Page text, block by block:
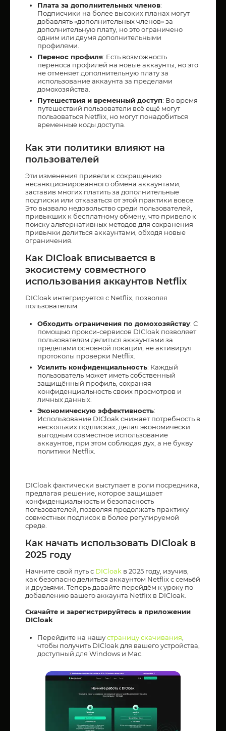
Плата за дополнительных членов:
Подписчики на более высоких планах могут
добавлять «дополнительных членов» за
дополнительную плату, но это ограничено
одним или двумя дополнительными
профилями.
Перенос профиля: Есть возможность
переноса профилей на новые аккаунты, но это
не отменяет дополнительную плату за
использование аккаунта за пределами
домохозяйства.
Путешествия и временный доступ: Во время
путешествий пользователи всё ещё могут
пользоваться Netflix, но могут понадобиться
временные коды доступа.
Как эти политики влияют на
пользователей
Эти изменения привели к сокращению
несанкционированного обмена аккаунтами,
заставив многих платить за дополнительные
подписки или отказаться от этой практики вовсе.
Это вызвало недовольство среди пользователей,
привыкших к бесплатному обмену, что привело к
поиску альтернативных методов для сохранения
привычки делиться аккаунтами, обходя новые
ограничения.
Как DICloak вписывается в
экосистему совместного
использования аккаунтов Netflix
DICloak интегрируется с Netflix, позволяя
пользователям:
Обходить ограничения по домохозяйству: С
помощью прокси-сервисов DICloak позволяет
пользователям делиться аккаунтами за
пределами основной локации, не активируя
протоколы проверки Netflix.
Усилить конфиденциальность: Каждый
пользователь может иметь собственный
защищённый профиль, сохраняя
конфиденциальность своих просмотров и
личных данных.
Экономическую эффективность:
Использование DICloak снижает потребность в
нескольких подписках, делая экономически
выгодным совместное использование
аккаунтов, при этом соблюдая дух, а не букву
политики Netflix.
DICloak фактически выступает в роли посредника,
предлагая решение, которое защищает
конфиденциальность и безопасность
пользователей, позволяя продолжать практику
совместных подписок в более регулируемой
среде.
Как начать использовать DICloak в
2025 году
Начните свой путь с DICloak в 2025 году, изучив,
как безопасно делиться аккаунтом Netflix с семьёй
и друзьями. Теперь давайте перейдём к уроку по
добавлению вашего аккаунта Netflix в DICloak.
Скачайте и зарегистрируйтесь в приложении
DICloak
Перейдите на нашустраницу скачивания
чтобы получить DICloak для вашего устройства,
доступный для Windows и Mac.